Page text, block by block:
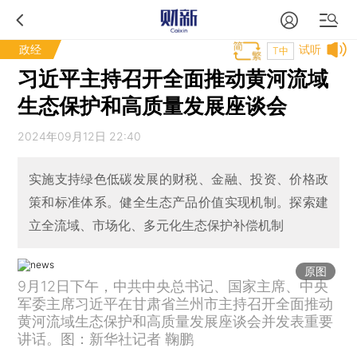
政经 试听
T中
习近平主持召开全面推动黄河流域
生态保护和高质量发展座谈会
2024年09月12日 22:40
实施支持绿色低碳发展的财税、金融、投资、价格政
策和标准体系。健全生态产品价值实现机制。探索建
立全流域、市场化、多元化生态保护补偿机制
原图
9月12日下午，中共中央总书记、国家主席、中央
军委主席习近平在甘肃省兰州市主持召开全面推动
黄河流域生态保护和高质量发展座谈会并发表重要
讲话。图：新华社记者 鞠鹏